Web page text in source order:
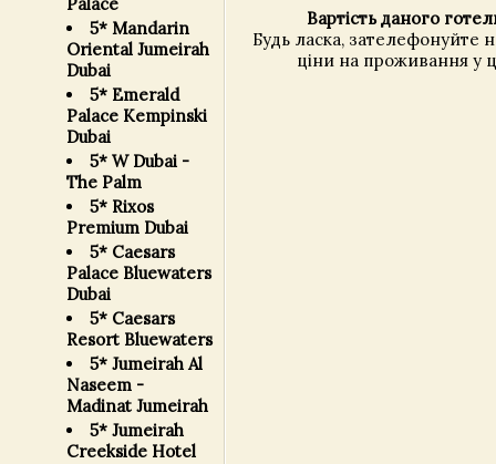
5* Mandarin
Oriental Jumeirah
Dubai
5* Emerald
Palace Kempinski
Dubai
5* W Dubai -
The Palm
5* Rixos
Premium Dubai
5* Caesars
Palace Bluewaters
Dubai
5* Caesars
Resort Bluewaters
5* Jumeirah Al
Naseem -
Madinat Jumeirah
5* Jumeirah
Creekside Hotel
Вартість даного
Будь ласка, зателефонуйте
ціни на проживання у